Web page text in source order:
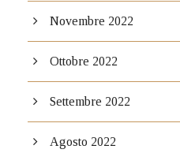
Novembre 2022
Ottobre 2022
Settembre 2022
Agosto 2022